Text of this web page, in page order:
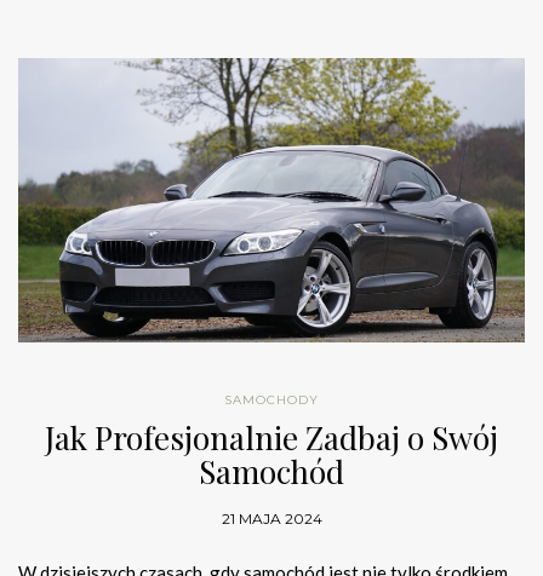
SAMOCHODY
Jak Profesjonalnie Zadbaj o Swój
Samochód
21 MAJA 2024